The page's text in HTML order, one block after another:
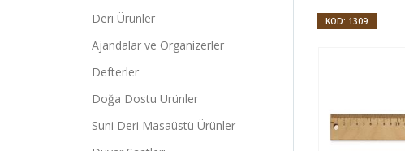
Deri Ürünler
Ajandalar ve Organizerler
Defterler
Doğa Dostu Ürünler
Suni Deri Masaüstü Ürünler
KOD: 1309